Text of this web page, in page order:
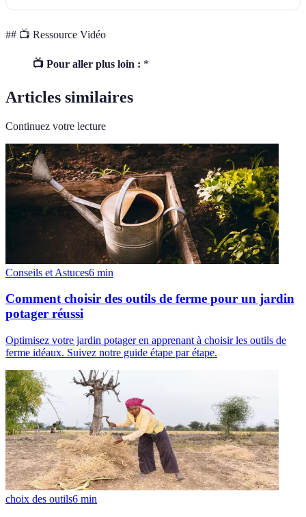
## 📺 Ressource Vidéo
📺 Pour aller plus loin : *
Articles similaires
Continuez votre lecture
Conseils et Astuces6 min
Comment choisir des outils de ferme pour un jardin
potager réussi
Optimisez votre jardin potager en apprenant à choisir les outils de
ferme idéaux. Suivez notre guide étape par étape.
choix des outils6 min